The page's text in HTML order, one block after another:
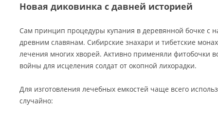
Новая диковинка с давней историей
Сам принцип процедуры купания в деревянной бочке с
древним славянам. Сибирские знахари и тибетские
лечения многих хворей. Активно применяли фитобочки
войны для исцеления солдат от окопной лихорадки.
Для изготовления лечебных емкостей чаще всего
случайно: